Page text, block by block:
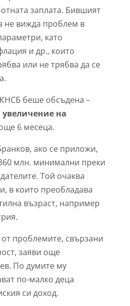
заплата. Бившият
не вижда проблем в
като
и др., които
или не трябва да се
беше обсъдена –
увеличение на
6 месеца.
ако се приложи,
млн. минимални преки
Той очаква
в които преобладава
възраст, например
проблемите, свързани
заяви още
По думите му
по-малко деца
си доход.